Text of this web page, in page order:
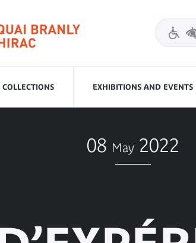
COLLECTIONS EXHIBITIONS AND EVENTS
08 May 2022